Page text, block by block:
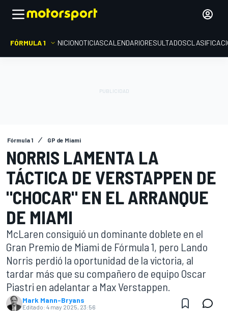
FÓRMULA 1 INICIONOTICIASCALENDARIORESULTADOS
Fórmula 1 GP de Miami
NORRIS LAMENTA LA
TÁCTICA DE VERSTAPPEN DE
"CHOCAR" EN EL ARRANQUE
DE MIAMI
McLaren consiguió un dominante doblete en el
Gran Premio de Miami de Fórmula 1, pero Lando
Norris perdió la oportunidad de la victoria, al
tardar más que su compañero de equipo Oscar
Piastri en adelantar a Max Verstappen.
Mark Mann-Bryans
Editado: 4 may 2025, 23:56